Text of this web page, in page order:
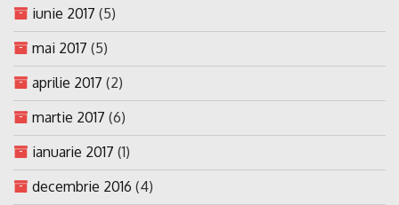
iunie 2017 (5)
mai 2017 (5)
aprilie 2017 (2)
martie 2017 (6)
ianuarie 2017 (1)
decembrie 2016 (4)